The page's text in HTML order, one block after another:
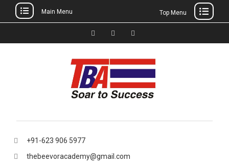
to
Main Menu Top Menu
FacebookInstagram
+91-623 906 5977
thebeevoracademy@gmail.com